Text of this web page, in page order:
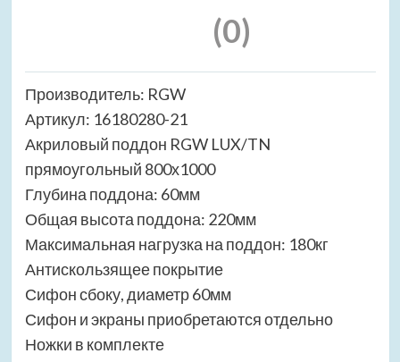
(0)
Производитель: RGW
Артикул: 16180280-21
Акриловый поддон RGW LUX/TN
прямоугольный 800х1000
Глубина поддона: 60мм
Общая высота поддона: 220мм
Максимальная нагрузка на поддон: 180кг
Антискользящее покрытие
Сифон сбоку, диаметр 60мм
Сифон и экраны приобретаются отдельно
Ножки в комплекте